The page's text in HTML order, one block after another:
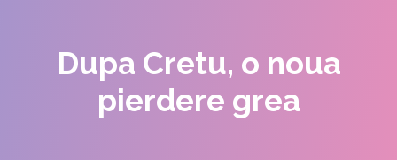
Dupa Cretu, o noua
pierdere grea